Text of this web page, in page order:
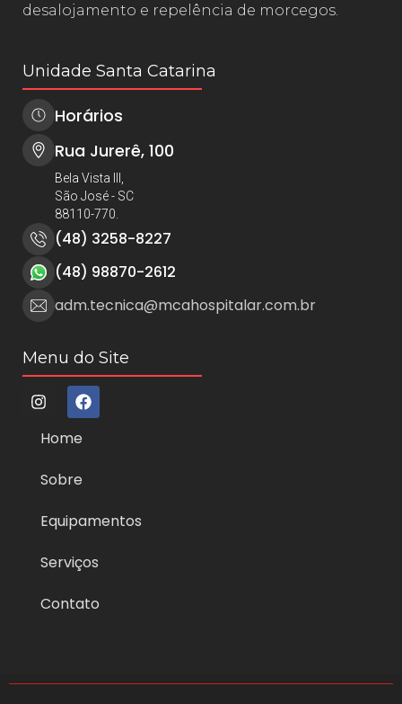
desalojamento e repelência de morcegos.
Unidade Santa Catarina
Horários
Rua Jurerê, 100
Bela Vista III,
São José - SC
88110-770.
(48) 3258-8227
(48) 98870-2612
adm.tecnica@mcahospitalar.com.br
Menu do Site
Home
Sobre
Equipamentos
Serviços
Contato